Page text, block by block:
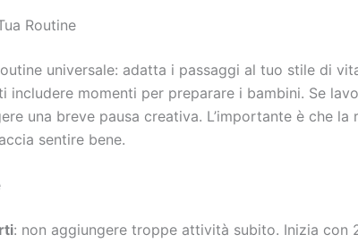
Routine
universale: adatta i passaggi al tuo stile di
includere momenti per preparare i bambini. Se
una breve pausa creativa. L’importante è che la
sentire bene.
: non aggiungere troppe attività subito. Inizia con